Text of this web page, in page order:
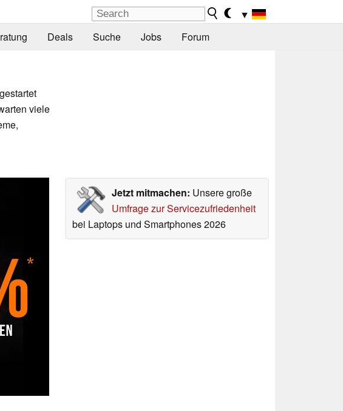
▼
Deals Suche Jobs Forum
viele
Jetzt mitmachen: Unsere große
Umfrage zur Servicezufriedenheit
bei Laptops und Smartphones 2026